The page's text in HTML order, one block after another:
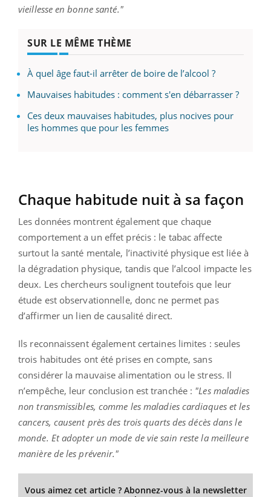
vieillesse en bonne santé."
SUR LE MÊME THÈME
À quel âge faut-il arrêter de boire de l’alcool ?
Mauvaises habitudes : comment s'en débarrasser ?
Ces deux mauvaises habitudes, plus nocives pour
les hommes que pour les femmes
Chaque habitude nuit à sa façon
Les données montrent également que chaque
comportement a un effet précis : le tabac affecte
surtout la santé mentale, l’inactivité physique est liée à
la dégradation physique, tandis que l’alcool impacte les
deux. Les chercheurs soulignent toutefois que leur
étude est observationnelle, donc ne permet pas
d’affirmer un lien de causalité direct.
Ils reconnaissent également certaines limites : seules
trois habitudes ont été prises en compte, sans
considérer la mauvaise alimentation ou le stress. Il
n’empêche, leur conclusion est tranchée : "Les maladies
non transmissibles, comme les maladies cardiaques et les
cancers, causent près des trois quarts des décès dans le
monde. Et adopter un mode de vie sain reste la meilleure
manière de les prévenir."
Vous aimez cet article ? Abonnez-vous à la newsletter